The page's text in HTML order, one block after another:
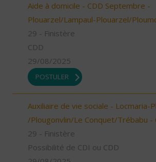
Aide à domicile - CDD Septembre -
Plouarzel/Lampaul-Plouarzel/
29 - Finistère
CDD
29/08/2025
POSTULER
Auxiliaire de vie sociale - Locmaria-
/Plougonvlin/Le Conquet/Trébabu -
29 - Finistère
Possibilité de CDI ou CDD